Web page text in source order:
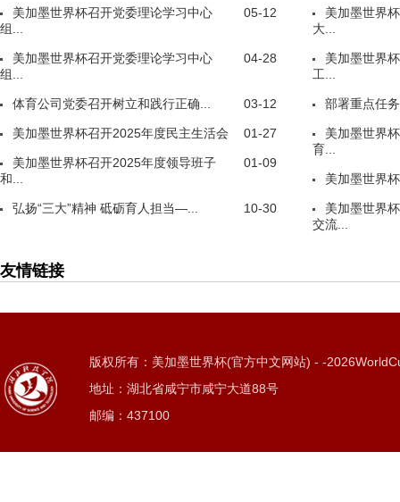
05-12
美加墨世界杯召开党委理论学习中心
组...
04-28
美加墨世界杯召开党委理论学习中心
组...
03-12
体育公司党委召开树立和践行正确...
01-27
美加墨世界杯召开2025年度民主生活会
01-09
美加墨世界杯召开2025年度领导班子
和...
10-30
弘扬“三大”精神 砥砺育人担当—...
美加墨世界
大...
美加墨世界
工...
部署重点任
美加墨世界
育...
美加墨世界
美加墨世界
交流...
友情链接
版权所有：美加墨世界杯(官方中文网站) - -
地址：湖北省咸宁市咸宁大道88号
邮编：437100